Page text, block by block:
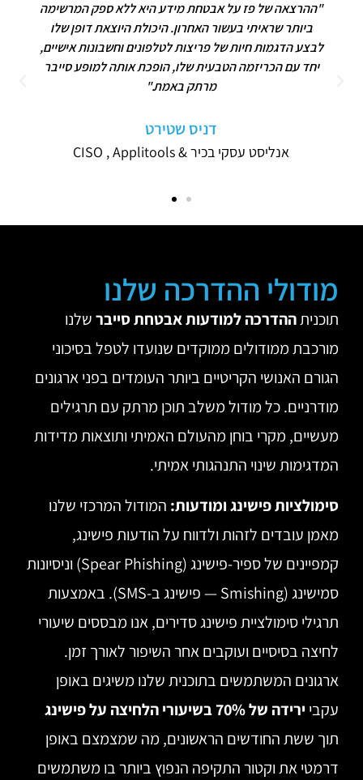
"ההרצאה של פז על אבטחת מידע היא ללא ספק המרשימה
ביותר שראיתי בעשור האחרון. היכולת היוצאת דופן שלו
לבצע הדגמות חיות של פריצות לטלפונים וחשבונות אישיים,
יחד עם הכריזמה הטבעית שלו, הופכת אותה למופע סייבר
מרתק באמת."
דניס שטירט
אנליסט עסקי בכיר & CISO , Applitools
מודולי ההדרכה שלנו
תוכניתההדרכה למודעות אבטחת סייברשלנו
מורכבת ממודולים ממוקדים שנועדו לטפל בסיכוני
הגורם האנושי הקריטיים ביותר העומדים בפני ארגונים
מודרניים. כל מודול משלב תוכן מרתק עם תרגילים
מעשיים, מקרי בוחן מהעולם האמיתי ותוצאות מדידות
המדגימות שינוי התנהגותי אמיתי.
סימולציות פישינג ומודעות: המודול המרכזי שלנו
מאמן עובדים לזהות ולדווח על הודעות פישינג,
קמפיינים של ספיר-פישינג (Spear Phishing) וניסיונות
סמישינג (Smishing — פישינג ב-SMS). באמצעות
תרגילי סימולציית פישינג סדירים, אנו מבססים שיעורי
לחיצה בסיסיים ועוקבים אחר השיפור לאורך זמן.
ארגונים המשתמשים בתוכנית שלנו משיגים באופן
עקביירידה של 70% בשיעורי הלחיצה על פישינג
תוך ששת החודשים הראשונים, מה שמצמצם באופן
דרמטי את וקטור התקיפה הנפוץ ביותר בו משתמשים